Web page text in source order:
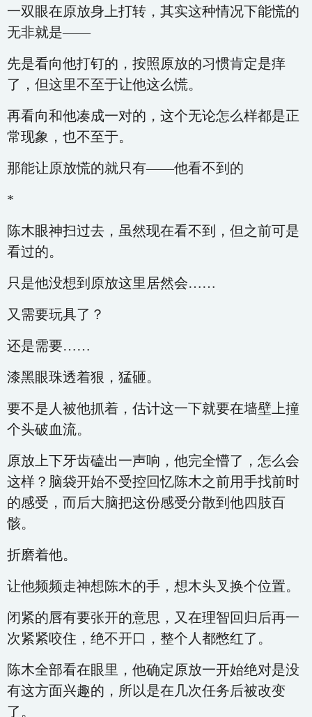
一双眼在原放身上打转，其实这种情况下能慌的
无非就是——
先是看向他打钉的，按照原放的习惯肯定是痒
了，但这里不至于让他这么慌。
再看向和他凑成一对的，这个无论怎么样都是正
常现象，也不至于。
那能让原放慌的就只有——他看不到的
*
陈木眼神扫过去，虽然现在看不到，但之前可是
看过的。
只是他没想到原放这里居然会……
又需要玩具了？
还是需要……
漆黑眼珠透着狠，猛砸。
要不是人被他抓着，估计这一下就要在墙壁上撞
个头破血流。
原放上下牙齿磕出一声响，他完全懵了，怎么会
这样？脑袋开始不受控回忆陈木之前用手找前时
的感受，而后大脑把这份感受分散到他四肢百
骸。
折磨着他。
让他频频走神想陈木的手，想木头叉换个位置。
闭紧的唇有要张开的意思，又在理智回归后再一
次紧紧咬住，绝不开口，整个人都憋红了。
陈木全部看在眼里，他确定原放一开始绝对是没
有这方面兴趣的，所以是在几次任务后被改变
了。